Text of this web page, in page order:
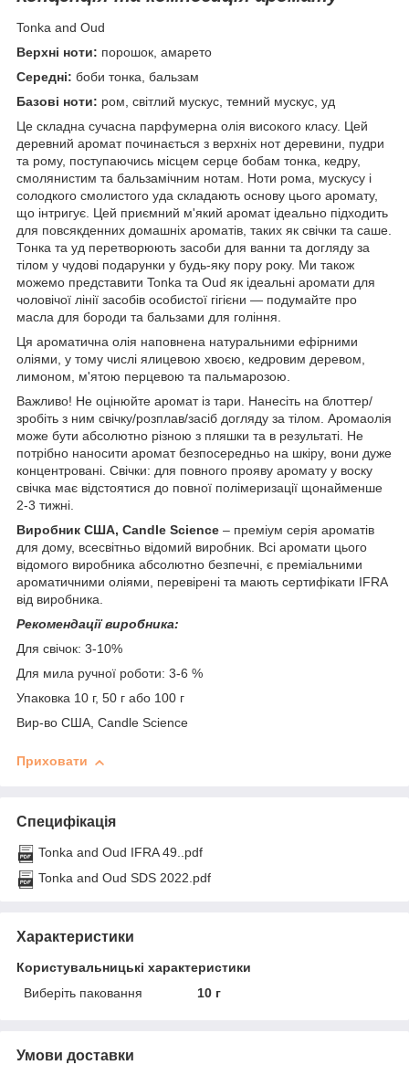
Tonka and Oud
Верхні ноти: порошок, амарето
Середні: боби тонка, бальзам
Базові ноти: ром, світлий мускус, темний мускус, уд
Це складна сучасна парфумерна олія високого класу. Цей
деревний аромат починається з верхніх нот деревини, пудри
та рому, поступаючись місцем серце бобам тонка, кедру,
смолянистим та бальзамічним нотам. Ноти рома, мускусу і
солодкого смолистого уда складають основу цього аромату,
що інтригує. Цей приємний м'який аромат ідеально підходить
для повсякденних домашніх ароматів, таких як свічки та саше.
Тонка та уд перетворюють засоби для ванни та догляду за
тілом у чудові подарунки у будь-яку пору року. Ми також
можемо представити Tonka та Oud як ідеальні аромати для
чоловічої лінії засобів особистої гігієни — подумайте про
масла для бороди та бальзами для гоління.
Ця ароматична олія наповнена натуральними ефірними
оліями, у тому числі ялицевою хвоєю, кедровим деревом,
лимоном, м'ятою перцевою та пальмарозою.
Важливо! Не оцінюйте аромат із тари. Нанесіть на блоттер/
зробіть з ним свічку/розплав/засіб догляду за тілом. Аромаолія
може бути абсолютно різною з пляшки та в результаті. Не
потрібно наносити аромат безпосередньо на шкіру, вони дуже
концентровані. Свічки: для повного прояву аромату у воску
свічка має відстоятися до повної полімеризації щонайменше
2-3 тижні.
Виробник США, Candle Science – преміум серія ароматів
для дому, всесвітньо відомий виробник. Всі аромати цього
відомого виробника абсолютно безпечні, є преміальними
ароматичними оліями, перевірені та мають сертифікати IFRA
від виробника.
Рекомендації виробника:
Для свічок: 3-10%
Для мила ручної роботи: 3-6 %
Упаковка 10 г, 50 г або 100 г
Вир-во США, Candle Science
Приховати
Специфікація
Tonka and Oud IFRA 49..pdf
Tonka and Oud SDS 2022.pdf
Характеристики
Користувальницькі характеристики
Виберіть паковання
10 г
Умови доставки